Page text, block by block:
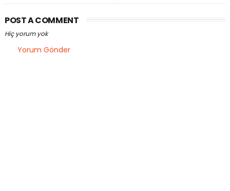
POST A COMMENT
Hiç yorum yok
Yorum Gönder